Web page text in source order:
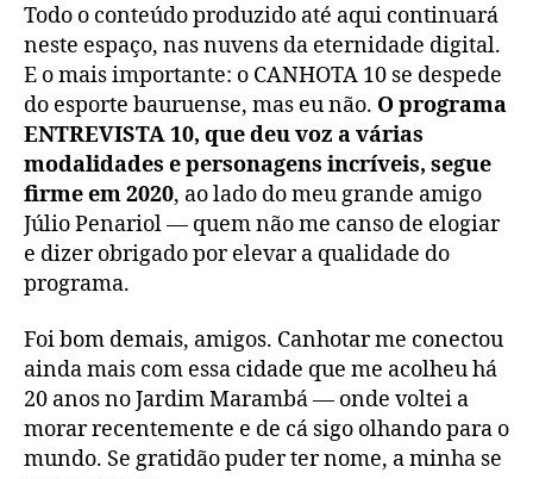
Todo o conteúdo produzido até aqui continuará
neste espaço, nas nuvens da eternidade digital.
E o mais importante: o CANHOTA 10 se despede
do esporte bauruense, mas eu não. O programa
ENTREVISTA 10, que deu voz a várias
modalidades e personagens incríveis, segue
firme em 2020, ao lado do meu grande amigo
Júlio Penariol — quem não me canso de elogiar
e dizer obrigado por elevar a qualidade do
programa.
Foi bom demais, amigos. Canhotar me conectou
ainda mais com essa cidade que me acolheu há
20 anos no Jardim Marambá — onde voltei a
morar recentemente e de cá sigo olhando para o
mundo. Se gratidão puder ter nome, a minha se